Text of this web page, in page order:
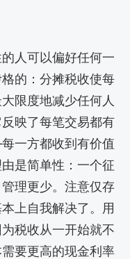
人可以偏好任何一
的：分摊税收使每
限度地减少任何人
映了每笔交易都有
一方都收到有价值
是简单性：一个征
理更少。注意仅存
上自我解决了。用
税收从一开始就不
要更高的现金利率